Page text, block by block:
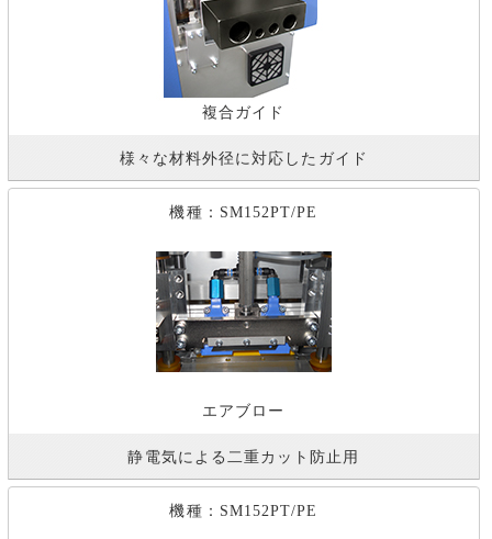
複合ガイド
様々な材料外径に対応したガイド
機種：SM152PT/PE
エアブロー
静電気による二重カット防止用
機種：SM152PT/PE